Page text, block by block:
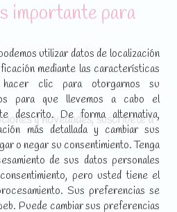
SOCIALES
y novedades, suscríbete a
importante para
utilizar datos de localización
mediante las características
hacer clic para otorgarnos su
para que llevemos a cabo el
descrito. De forma alternativa,
más detallada y cambiar sus
o negar su consentimiento. Tenga
de sus datos personales
pero usted tiene el
Sus preferencias se
Puede cambiar sus preferencias